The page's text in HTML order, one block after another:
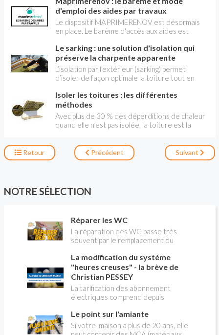
d'emploi des aides par travaux
Le dispositif MAPRIMERENOV est désormais
en place. Le barème d'accès aux aides est
particuliers et une 5e pour les copropriétés.
Cela va du bleu (pour les foyers les plus
modestes, au jaune, violet et rose en montant
dans l'échelle des revenus. Restait à connaître
le montant des aides pour les différents
travaux et équipements pour les différentes
"couleurs" de revenu. Vous les trouverez dans
cet article.
Le sarking : une solution d'isolation qui
préserve la charpente apparente
L’isolation par l’extérieur (sarking) permet
d’isoler de façon optimale la toiture tout en
technique permet de garder la surface sous la
toiture et donc autorise l’aménagement des
combles sans empiéter sur la surface au sol.
Cette méthode d’isolation en continu à partir
d’isolants rigides placés entre la charpente et
performance. C’est la charpente qui supporte
l’isolant par l’intermédiaire de contre-chevrons.
Isoler les toitures : les différentes
méthodes
Avec plus de 30 % des déperditions de chaleur
quand elle n’est pas isolée, la toiture est la
isolation protège également contre la chaleur
en retardant la transmission de celle-ci aux
Retour Précédent Suivant
NOTRE SÉLECTION
Réparer les WC
La réparation des WC passe très
souvent par le remplacement du
expliquer
La modification du système
"heures creuses" - la brève de
Christian PESSEY
La tarification des abonnement
électriques comprend depuis
pleines, heures creuses. Aujourd'hui
Christian PESSEY vous explique tout
ce qu'il faut savoir sur la nouvelle
Le point sur l'amiante
Si votre maison a plus de 20 ans, elle